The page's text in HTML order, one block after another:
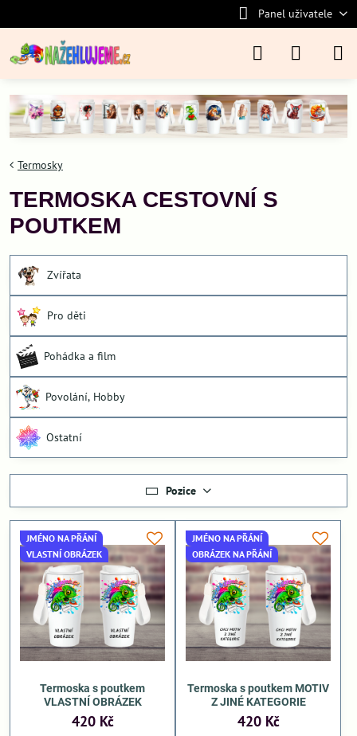
Panel uživatele
Termosky
TERMOSKA CESTOVNÍ S
POUTKEM
Zvířata
Pro děti
Pohádka a film
Povolání, Hobby
Ostatní
Pozice
JMÉNO NA PŘÁNÍ
VLASTNÍ OBRÁZEK
Termoska s poutkem
VLASTNÍ OBRÁZEK
420 Kč
JMÉNO NA PŘÁNÍ
OBRÁZEK NA PŘÁNÍ
Termoska s poutkem MOTIV
Z JINÉ KATEGORIE
420 Kč